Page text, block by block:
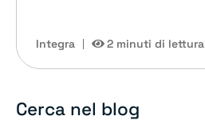
Integra 2 minuti di lettura
Cerca nel blog